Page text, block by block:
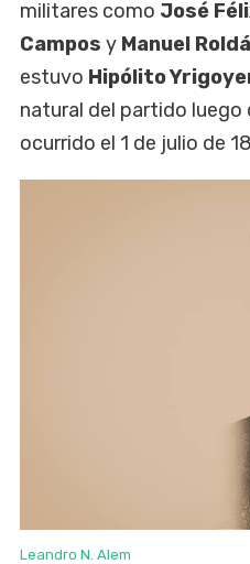
militares como José
Campos y Manuel
estuvo Hipólito
natural del partido luego
ocurrido el 1 de julio de
Leandro N. Alem